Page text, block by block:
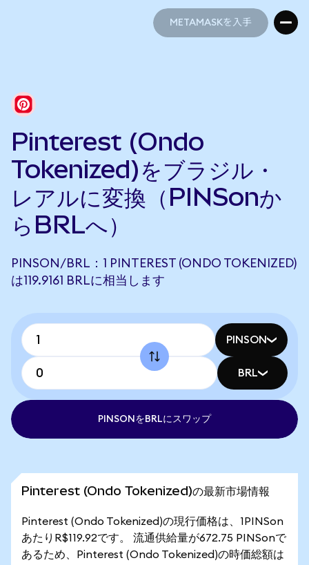
METAMASKを入手
Pinterest (Ondo
Tokenized)をブラジル・
レアルに変換（PINSonか
らBRLへ）
PINSON/BRL：1 PINTEREST (ONDO TOKENIZED)
は119.9161 BRLに相当します
PINSON
BRL
PINSONをBRLにスワップ
Pinterest (Ondo Tokenized)の最新市場情報
Pinterest (Ondo Tokenized)の現行価格は、1PINSon
あたりR$119.92です。 流通供給量が672.75 PINSonで
あるため、Pinterest (Ondo Tokenized)の時価総額は